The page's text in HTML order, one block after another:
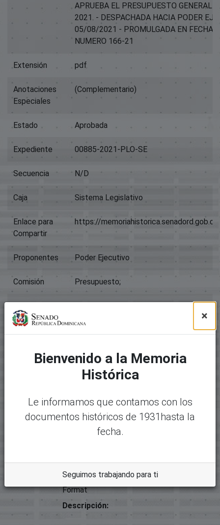
APRUEBA EL PRESUPUESTO GENERAL
2021. - DESPACHADA HACIA PODER
05/08/2021 - PROMULGADA EN FECHA
NUMERO 166-21
Extensión pdf
Anotaciones
Especiales
(Complementario)
Estado Aprobada
Expediente 00885-2021-PLO-SE
Secuencia N/D
Caja Sistema Legislativo
Enlace para
Compartir
https://
Proponentes Poder Ejecutivo
Comisión Presupuesto;
Archivos
Nombre:
32466-35869 - 00885-2021-
Proyecto de Ley.pdf
Formato:
Adobe Portable Document
Format
Descripción:
Desc
×
Bienvenido a la Memoria
Histórica
Le informamos que contamos con los
documentos históricos de 1931hasta la
fecha.
Seguimos trabajando para ti